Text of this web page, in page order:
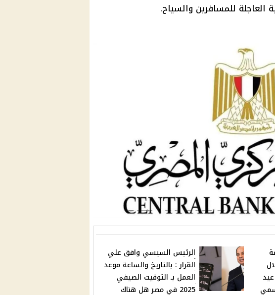
العاجلة للمسافرين والسياح.
رسمي
الرئيس السيسي وافق علي
القرار : بالتاريخ والساعة موعد
العمل بـ التوقيت الصيفي
2025 في مصر هل هناك